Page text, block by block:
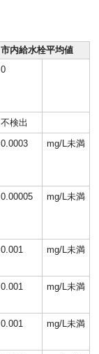
市内給水栓平均値
0
不検出
0.0003 mg/L未満
0.00005 mg/L未満
0.001 mg/L未満
0.001 mg/L未満
0.001 mg/L未満